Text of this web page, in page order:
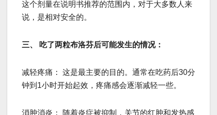
这个剂量在说明书推荐的范围内，对于大多数人来
说，是相对安全的。
三、 吃了两粒布洛芬后可能发生的情况：
减轻疼痛： 这是最主要的目的。通常在吃药后30分
钟到1小时开始起效，疼痛感会逐渐减轻一些。
消肿消炎： 随着炎症被抑制，关节的红肿和发热感